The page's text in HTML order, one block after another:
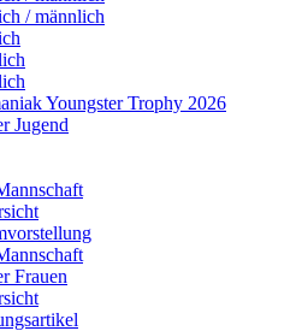
/ männlich
Youngster Trophy 2026
Jugend
Frauen